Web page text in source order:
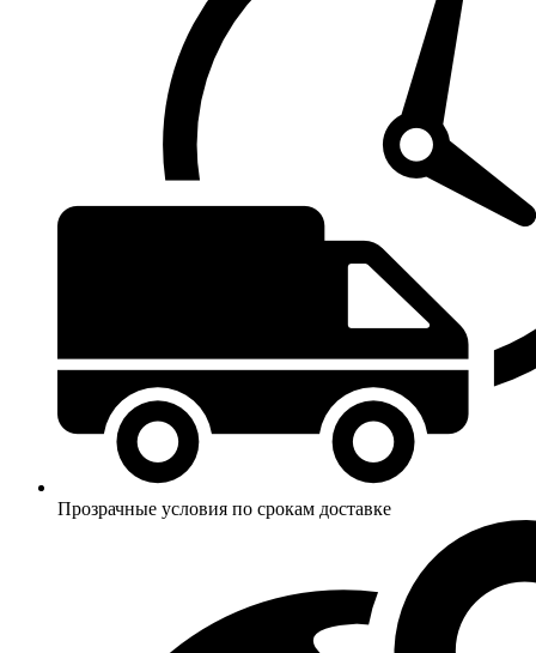
Прозрачные условия по срокам доставке